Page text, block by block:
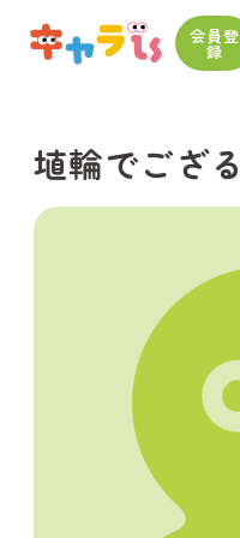
会員登
録
埴輪でござる